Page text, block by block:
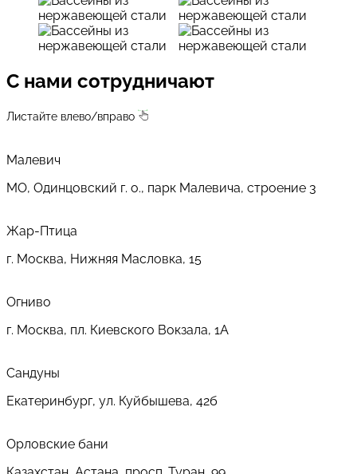
С нами сотрудничают
Листайте влево/вправо
Малевич
МО, Одинцовский г. о., парк Малевича, строение 3
Жар-Птица
г. Москва, Нижняя Масловка, 15
Огниво
г. Москва, пл. Киевского Вокзала, 1А
Сандуны
Екатеринбург, ул. Куйбышева, 42б
Орловские бани